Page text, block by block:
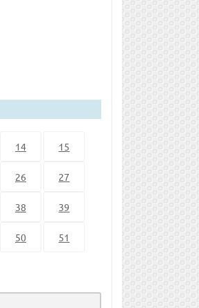
14 15
26 27
38 39
50 51